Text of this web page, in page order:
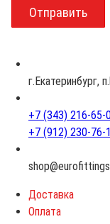
з
г.Екатеринбург,
+7 (343) 216-65-
+7 (912) 230-76-
Доставка
Оплата